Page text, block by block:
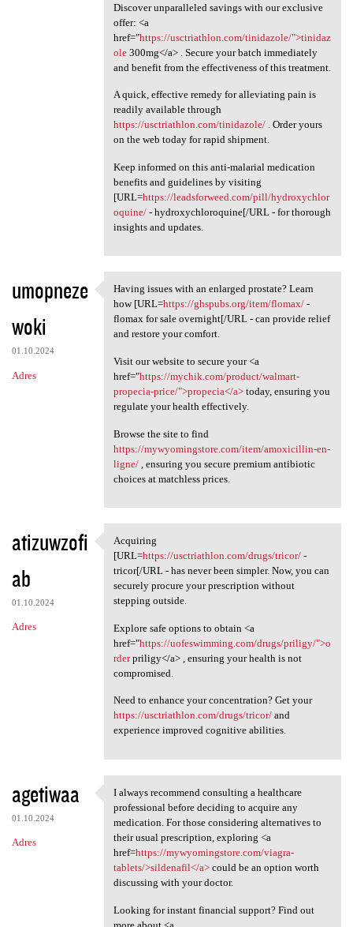
Discover unparalleled savings with our exclusive
offer: <a
href="https://usctriathlon.com/tinidazole/">tinidaz
ole300mg</a> . Secure your batch immediately
and benefit from the effectiveness of this treatment.
A quick, effective remedy for alleviating pain is
readily available through
https://usctriathlon.com/tinidazole/. Order yours
on the web today for rapid shipment.
Keep informed on this anti-malarial medication
benefits and guidelines by visiting
[URL=https://leadsforweed.com/pill/hydroxychlor
oquine/- hydroxychloroquine[/URL - for thorough
insights and updates.
umopneze
woki
01.10.2024
Adres
Having issues with an
Having issues with an enlarged prostate? Learn
how [URL=https://ghspubs.org/item/flomax/-
flomax for sale overnight[/URL - can provide relief
and restore your comfort.
Visit our website to secure your <a
href="https://mychik.com/product/walmart-
propecia-price/">propecia</a>today, ensuring you
regulate your health effectively.
Browse the site to find
https://mywyomingstore.com/item/amoxicillin-en-
ligne/, ensuring you secure premium antibiotic
choices at matchless prices.
atizuwzofi
ab
01.10.2024
Adres
Acquiring [URL=https:/
Acquiring
[URL=https://usctriathlon.com/drugs/tricor/-
tricor[/URL - has never been simpler. Now, you can
securely procure your prescription without
stepping outside.
Explore safe options to obtain <a
href="https://uofeswimming.com/drugs/priligy/">o
rderpriligy</a> , ensuring your health is not
compromised.
Need to enhance your concentration? Get your
https://usctriathlon.com/drugs/tricor/and
experience improved cognitive abilities.
agetiwaa
01.10.2024
Adres
I always recommend consulting
I always recommend consulting a healthcare
professional before deciding to acquire any
medication. For those considering alternatives to
their usual prescription, exploring <a
href=https://mywyomingstore.com/viagra-
tablets/>sildenafil</a>could be an option worth
discussing with your doctor.
Looking for instant financial support? Find out